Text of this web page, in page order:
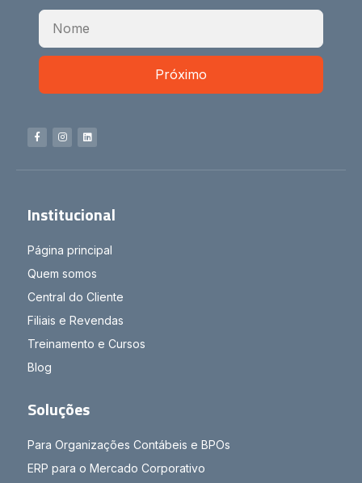
Próximo
Institucional
Página principal
Quem somos
Central do Cliente
Filiais e Revendas
Treinamento e Cursos
Blog
Soluções
Para Organizações Contábeis e BPOs
ERP para o Mercado Corporativo